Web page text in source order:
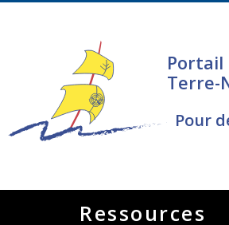
Portail
Terre-
Pour
Ressources